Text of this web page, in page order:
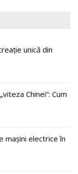
unică din
Chinei”: Cum
mașini electrice în